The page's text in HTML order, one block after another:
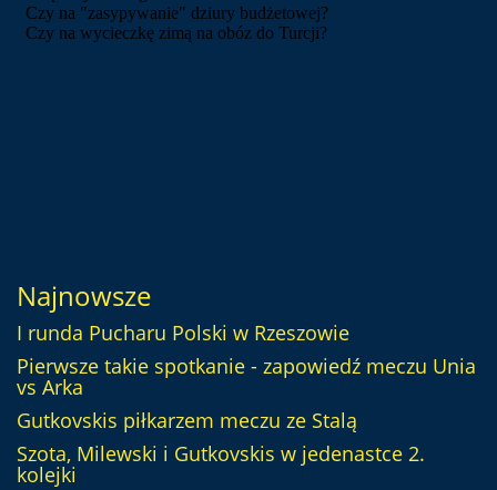
Najnowsze
I runda Pucharu Polski w Rzeszowie
Pierwsze takie spotkanie - zapowiedź meczu Unia
vs Arka
Gutkovskis piłkarzem meczu ze Stalą
Szota, Milewski i Gutkovskis w jedenastce 2.
kolejki